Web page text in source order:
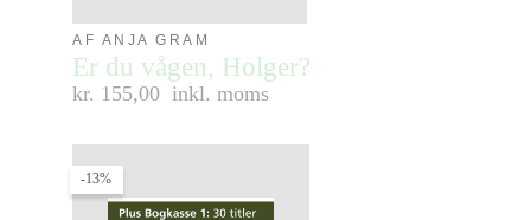
AF ANJA GRAM
Er du vågen, Holger?
kr. 155,00 inkl. moms
-13%